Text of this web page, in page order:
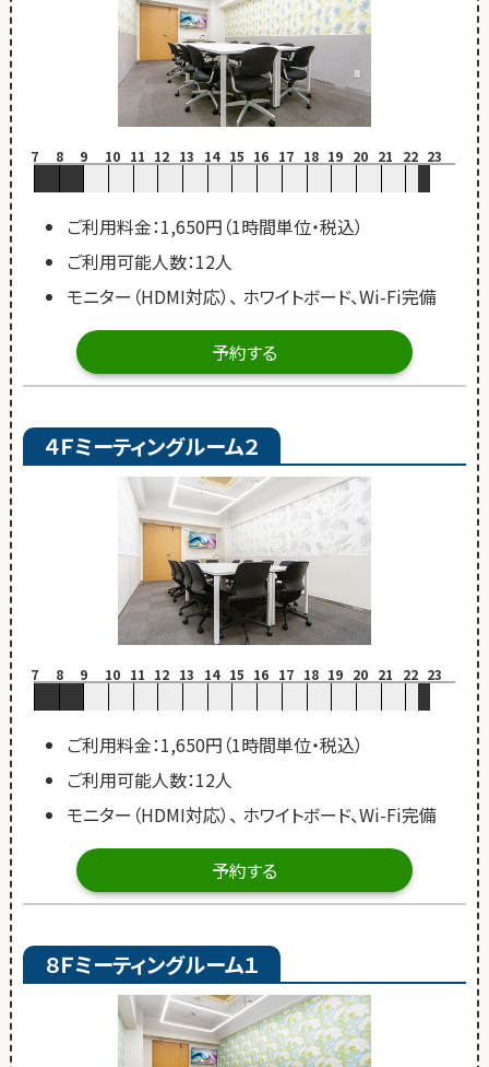
7 8 9 10 11 12 13 14 15 16 17 18 19 20 21 22 23
ご利用料金：1,650円（1時間単位・税込）
ご利用可能人数：12人
モニター（HDMI対応）、 ホワイトボード、Wi-Fi完備
予約する
４Ｆミーティングルーム２
7 8 9 10 11 12 13 14 15 16 17 18 19 20 21 22 23
ご利用料金：1,650円（1時間単位・税込）
ご利用可能人数：12人
モニター（HDMI対応）、 ホワイトボード、Wi-Fi完備
予約する
８Ｆミーティングルーム１